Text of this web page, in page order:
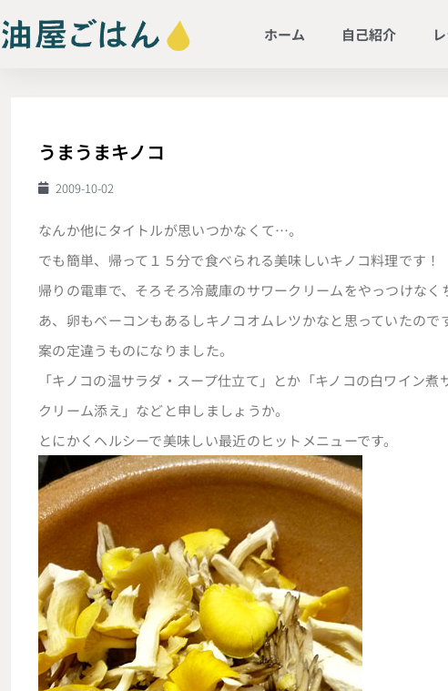
ホーム 自己紹介
うまうまキノコ
2009-10-02
なんか他にタイトルが思いつかなくて…。
でも簡単、帰って１５分で食べられる美味しいキノコ料理です！
帰りの電車で、そろそろ冷蔵庫のサワークリームをやっつけなく
あ、卵もベーコンもあるしキノコオムレツかなと思っていたので
案の定違うものになりました。
「キノコの温サラダ・スープ仕立て」とか「キノコの白ワイン煮
クリーム添え」などと申しましょうか。
とにかくヘルシーで美味しい最近のヒットメニューです。